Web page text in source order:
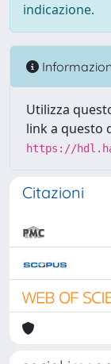
indicazione.
Utilizza
link a questo
https://
Citazioni